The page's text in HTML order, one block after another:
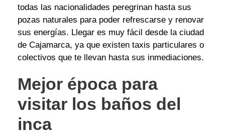
todas las nacionalidades peregrinan hasta sus
pozas naturales para poder refrescarse y renovar
sus energías. Llegar es muy fácil desde la ciudad
de Cajamarca, ya que existen taxis particulares o
colectivos que te llevan hasta sus inmediaciones.
Mejor época para
visitar los baños del
inca